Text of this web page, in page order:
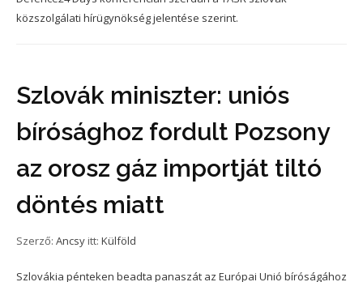
közszolgálati hírügynökség jelentése szerint.
Szlovák miniszter: uniós
bírósághoz fordult Pozsony
az orosz gáz importját tiltó
döntés miatt
Szerző: Ancsy itt: Külföld
Szlovákia pénteken beadta panaszát az Európai Unió bíróságához